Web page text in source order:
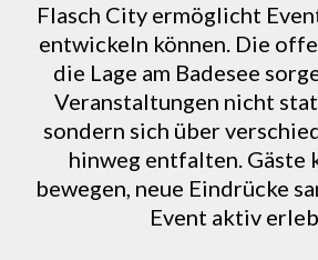
Flasch City ermöglicht
entwickeln können. Die
die Lage am Badesee
Veranstaltungen nicht
sondern sich über
hinweg entfalten. Gäste
bewegen, neue Eindrücke
Event aktiv